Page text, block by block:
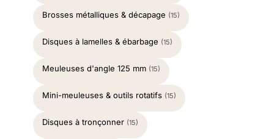
Brosses métalliques & décapage (15)
Disques à lamelles & ébarbage (15)
Meuleuses d'angle 125 mm (15)
Mini-meuleuses & outils rotatifs (15)
Disques à tronçonner (15)